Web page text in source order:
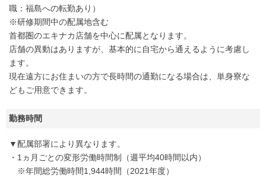
職：福島への転勤あり）
※研修期間中の配属地含む
首都圏のエキナカ店舗を中心に配属となります。
店舗の異動はありますが、基本的に自宅から通えるように考慮し
ます。
現在遠方にお住まいの方で長時間の通勤になる場合は、単身寮な
どもご用意できます。
勤務時間
▼配属部署により異なります。
・1ヵ月ごとの変形労働時間制（週平均40時間以内）
※年間総労働時間1,944時間（2021年度）